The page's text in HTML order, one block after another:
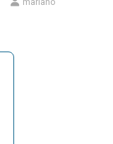
mariano